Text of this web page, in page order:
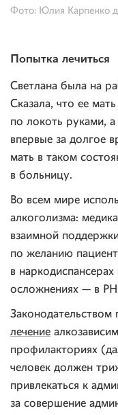
Фото: Юлия Карпенко
Попытка лечиться
Светлана была на
Сказала, что ее
по локоть руками, а
впервые за долгое
мать в таком
в больницу.
Во всем мире
алкоголизма:
взаимной
по желанию
в наркодиспансерах
осложнениях — в
Законодательством
лечение
профилакториях
человек должен
привлекаться к
за совершение